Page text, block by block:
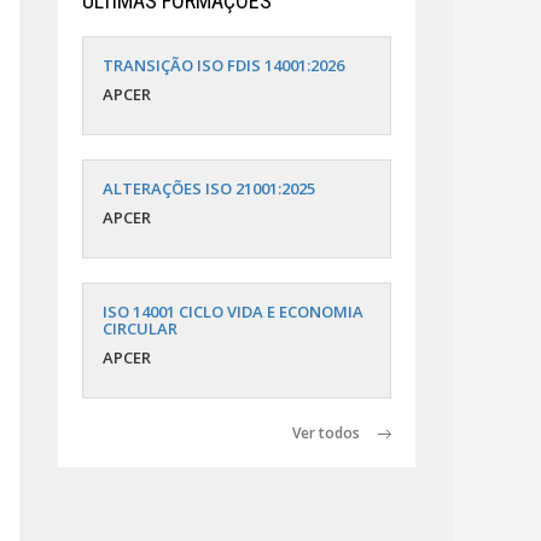
TRANSIÇÃO ISO FDIS 14001:2026
APCER
ALTERAÇÕES ISO 21001:2025
APCER
ISO 14001 CICLO VIDA E ECONOMIA
CIRCULAR
APCER
Ver todos